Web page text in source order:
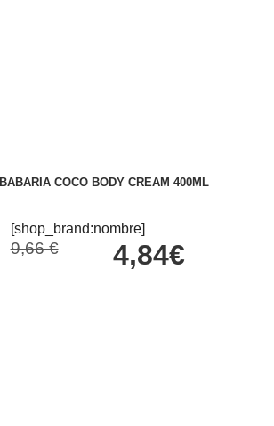
BABARIA COCO BODY CREAM 400ML
[shop_brand:nombre]
9,66 € 4,84€